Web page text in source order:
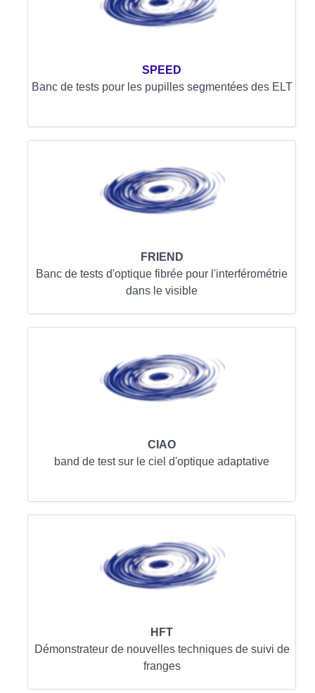
SPEED
Banc de tests pour les pupilles segmentées des ELT
FRIEND
Banc de tests d'optique fibrée pour l'interférométrie
dans le visible
CIAO
band de test sur le ciel d'optique adaptative
HFT
Démonstrateur de nouvelles techniques de suivi de
franges